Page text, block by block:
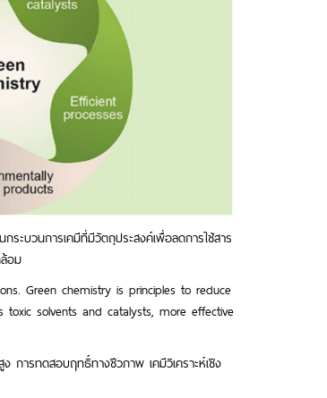
ระบวนการเคมีที่มีวัตถุประสงค์เพื่อลดการใช้สาร
อม
Green chemistry is principles to reduce
solvents and catalysts, more effective
การทดสอบฤทธิ์ทางชีวภาพ เคมีวิเคราะห์เชิง